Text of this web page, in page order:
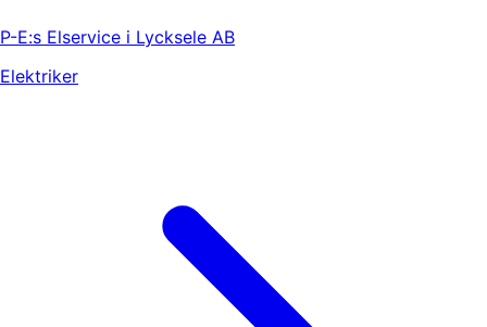
P-E:s Elservice i Lycksele AB
Elektriker